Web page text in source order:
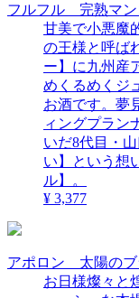
フルフル 完熟マ
甘美で小悪魔
の王様と呼ば
ー】に九州産
めくるめくジ
お酒です。夢
ィングプラン
いだ8代目・
い】という想
ル】。
¥ 3,377
アポロン 太陽の
お日様燦々と